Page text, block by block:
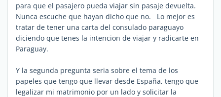
para que el pasajero pueda viajar sin pasaje devuelta.
Nunca escuche que hayan dicho que no. Lo mejor es
tratar de tener una carta del consulado paraguayo
diciendo que tenes la intencion de viajar y radicarte en
Paraguay.
Y la segunda pregunta seria sobre el tema de los
papeles que tengo que llevar desde España, tengo que
legalizar mi matrimonio por un lado y solicitar la